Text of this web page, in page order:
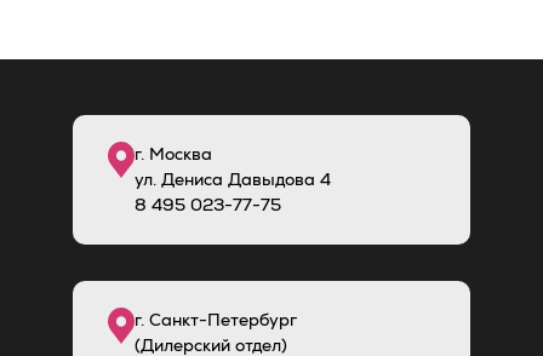
г. Москва
ул. Дениса Давыдова 4
8 495 023-77-75
г. Санкт-Петербург
(Дилерский отдел)